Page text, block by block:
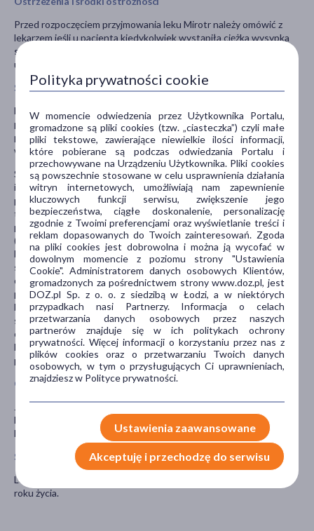
Przed rozpoczęciem przyjmowania leku Mirotr należy omówić z
lekarzem jeśli u pacjenta kiedykolwiek wystąpiła ciężka wysypka
skórna lub złuszczanie skóry, pęcherze i (lub) owrzodzenie jamy
ustnej po przyjęciu leku Mirtor.
Stosowanie innych leków
Należy powiedzieć lekarzowi o wszystkich lekach przyjmowanych
przez pacjenta obecnie lub ostatnio, a także o lekach, które
pacjent planuje przyjmować, w tym również o tych, które
wydawane są bez recepty.
Szczególnie ważna jest informacja jeśli pacjent stosuje:
inhibitory monoaminooksydazy (IMAO); inne leki
przeciwdepresyjne, jak SSRI, wenlafaksyna i L-tryptofan lub
tryptany (stosowane w leczeniu migreny), tramadol (lek
przeciwbólowy), buprenorfina, linezolid (antybiotyk), sole litu
(stosowane w leczeniu niektórych zaburzeń psychiatrycznych),
błękit metylenowy (stosowany w celu obniżenia wysokiego
stężenia methemoglobiny we krwi) i preparaty zawierające ziele
dziurawca zwyczajnego (Hypericum perforatum); leki
przeciwdepresyjne, nefazodon; leki stosowane w leczeniu lęku i
bezsenności, jak benzodiazepiny; leki stosowane w leczeniu
schizofrenii, jak olanzapina; leki stosowane w leczeniu alergii, jak
cetyryzyna; leki stosowane w leczeniu silnego bólu, jak morfina.
Lek Mirtor w skojarzeniu z tymi lekami może nasilać wywoływaną
przez nie senność; leki stosowane w leczeniu zakażeń.
Ciąża i karmienie piersią
Jeśli pacjentka jest w ciąży lub karmi piersią, przypuszcza, że może
być w ciąży, lub gdy planuje mieć dziecko, powinna poradzić się
lekarza lub farmaceuty przed zastosowaniem tego leku.
Stosowanie leku u dzieci i młodzieży
Leku Mirtor nie należy stosować u dzieci i młodzieży poniżej 18
roku życia.
Polityka prywatności cookie
W momencie odwiedzenia przez Użytkownika Portalu,
gromadzone są pliki cookies (tzw. „ciasteczka”) czyli małe
pliki tekstowe, zawierające niewielkie ilości informacji,
które pobierane są podczas odwiedzania Portalu i
przechowywane na Urządzeniu Użytkownika. Pliki cookies
są powszechnie stosowane w celu usprawnienia działania
witryn internetowych, umożliwiają nam zapewnienie
kluczowych funkcji serwisu, zwiększenie jego
bezpieczeństwa, ciągłe doskonalenie, personalizację
zgodnie z Twoimi preferencjami oraz wyświetlanie treści i
reklam dopasowanych do Twoich zainteresowań. Zgoda
na pliki cookies jest dobrowolna i można ją wycofać w
dowolnym momencie z poziomu strony "Ustawienia
Cookie". Administratorem danych osobowych Klientów,
gromadzonych za pośrednictwem strony www.doz.pl, jest
DOZ.pl Sp. z o. o. z siedzibą w Łodzi, a w niektórych
przypadkach nasi Partnerzy. Informacja o celach
przetwarzania danych osobowych przez naszych
partnerów znajduje się w ich politykach ochrony
prywatności. Więcej informacji o korzystaniu przez nas z
plików cookies oraz o przetwarzaniu Twoich danych
osobowych, w tym o przysługujących Ci uprawnieniach,
znajdziesz w Polityce prywatności.
Ustawienia zaawansowane
Akceptuję i przechodzę do serwisu